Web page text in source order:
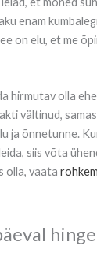
enam
on elu, et me
hirmutav olla
vältinud,
ja õnnetunne.
siis võta
olla, vaata